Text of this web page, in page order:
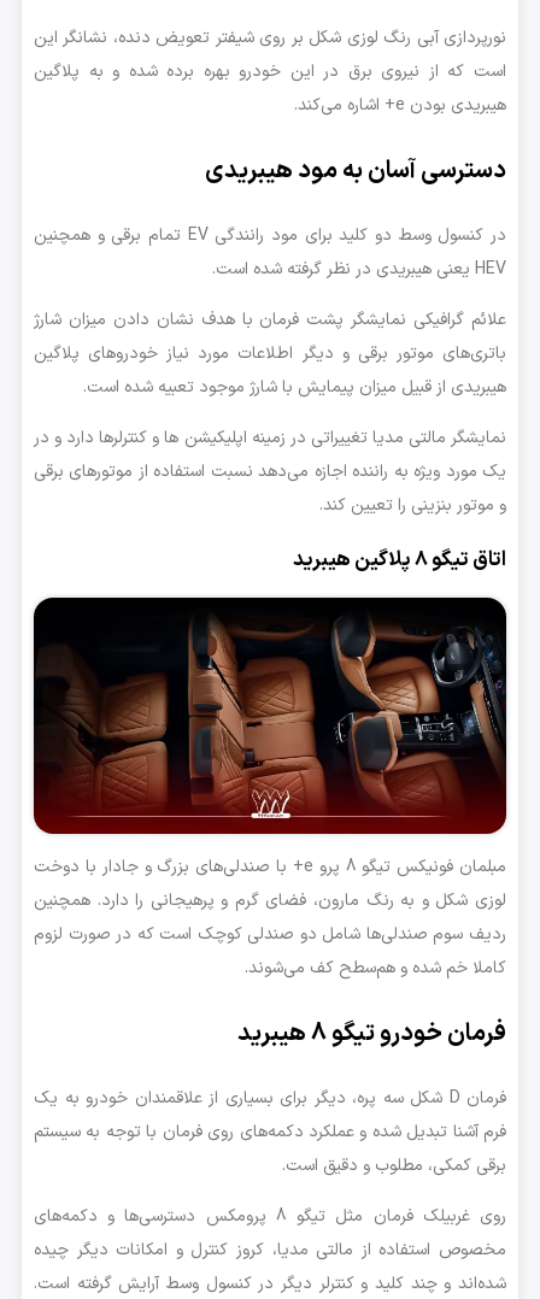
نورپردازی آبی رنگ لوزی شکل بر روی شیفتر تعویض دنده، نشانگر این
است که از نیروی برق در این خودرو بهره برده شده و به پلاگین
هیبریدی بودن e+ اشاره می‌کند.
دسترسی آسان به مود هیبریدی
در کنسول وسط دو کلید برای مود رانندگی EV تمام برقی و همچنین
HEV یعنی هیبریدی در نظر گرفته شده است.
علائم گرافیکی نمایشگر پشت فرمان با هدف نشان دادن میزان شارژ
باتری‌های موتور برقی و دیگر اطلاعات مورد نیاز خودروهای پلاگین
هیبریدی از قبیل میزان پیمایش با شارژ موجود تعبیه شده است.
نمایشگر مالتی مدیا تغییراتی در زمینه اپلیکیشن ها و کنترلرها دارد و در
یک مورد ویژه به راننده اجازه می‌دهد نسبت استفاده از موتورهای برقی
و موتور بنزینی را تعیین کند.
اتاق تیگو 8 پلاگین هیبرید
مبلمان فونیکس تیگو 8 پرو e+ با صندلی‌های بزرگ و جادار با دوخت
لوزی شکل و به رنگ مارون، فضای گرم و پرهیجانی را دارد. همچنین
ردیف سوم صندلی‌ها شامل دو صندلی کوچک است که در صورت لزوم
کاملا خم شده و هم‌سطح کف می‌شوند.
فرمان خودرو تیگو 8 هیبرید
فرمان D شکل سه پره، دیگر برای بسیاری از علاقمندان خودرو به یک
فرم آشنا تبدیل شده و عملکرد دکمه‌های روی فرمان با توجه به سیستم
برقی کمکی، مطلوب و دقیق است.
روی غربیلک فرمان مثل تیگو 8 پرومکس دسترسی‌ها و دکمه‌های
مخصوص استفاده از مالتی مدیا، کروز کنترل و امکانات دیگر چیده
شده‌اند و چند کلید و کنترلر دیگر در کنسول وسط آرایش گرفته است.